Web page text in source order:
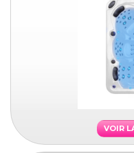
VOIR